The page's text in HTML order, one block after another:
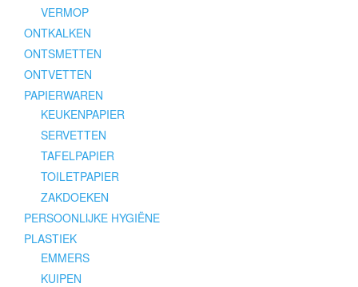
VERMOP
ONTKALKEN
ONTSMETTEN
ONTVETTEN
PAPIERWAREN
KEUKENPAPIER
SERVETTEN
TAFELPAPIER
TOILETPAPIER
ZAKDOEKEN
PERSOONLIJKE HYGIËNE
PLASTIEK
EMMERS
KUIPEN